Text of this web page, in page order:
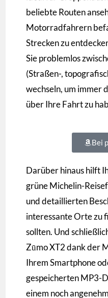
beliebte Routen
Motorradfahrern
Strecken zu
Sie problemlos
(Straßen-,
wechseln, um immer
über Ihre Fahrt zu
Bei
Darüber hinaus hilft
grüne Michelin-
und detaillierten
interessante Orte zu
sollten. Und
Zūmo XT2 dank der
Ihrem Smartphone
gespeicherten MP3-
einem noch